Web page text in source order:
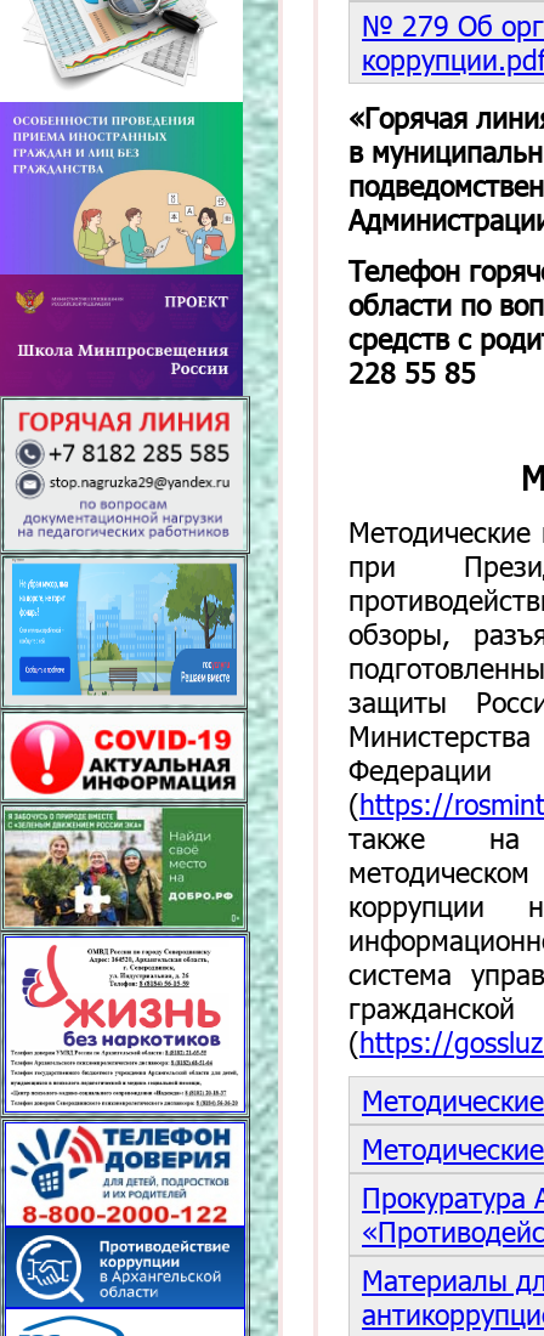
№ 279 Об
«Горячая
в
Телефон
области по
средств с
228 55 85
при
обзоры,
защиты
Федерации
(https://
также на
коррупции
система
(https://
Прокуратура
Материалы